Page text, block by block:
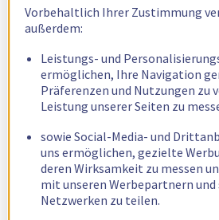
Vorbehaltlich Ihrer Zustimmung
außerdem:
Leistungs- und
ermöglichen, Ihre Navigation
Präferenzen und Nutzungen zu
Leistung unserer Seiten zu
sowie Social-Media- und
uns ermöglichen, gezielte
deren Wirksamkeit zu messen
mit unseren Werbepartnern und
Netzwerken zu teilen.